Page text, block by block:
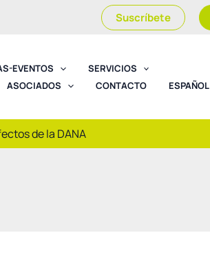
Suscríbete
EVENTOS
SERVICIOS
ASOCIADOS CONTACTO ESPAÑOL
de la DANA